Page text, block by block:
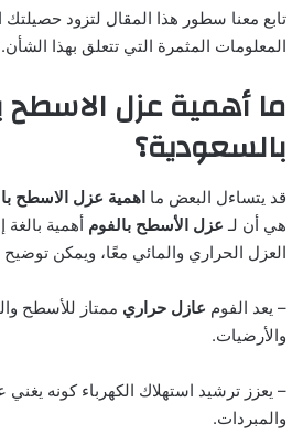
تابع معنا سطور هذا المقال لتزود حصيلتك
المعلومات المثمرة التي تتعلق بهذا الشأن.
ما أهمية عزل الاسطح
بالسعودية؟
قد يتساءل البعض ما اهمية عزل الاسطح
هي أن لـ عزل الأسطح بالفوم أهمية بالغة
العزل الحراري والمائي معًا، ويمكن توضيح
– يعد الفوم عازل حراري ممتاز للأسطح
والأرضيات.
– يعزز ترشيد استهلاك الكهرباء كونه
والمبردات.